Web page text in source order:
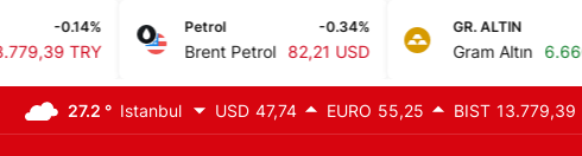
Petrol -0.34%
Brent Petrol 82,21 USD
GR. ALTIN 2.59%
Gram Altın 6.660,55 TRY
27.2 ° Istanbul USD 47,74 EURO 55,25 BIST 13.779,39